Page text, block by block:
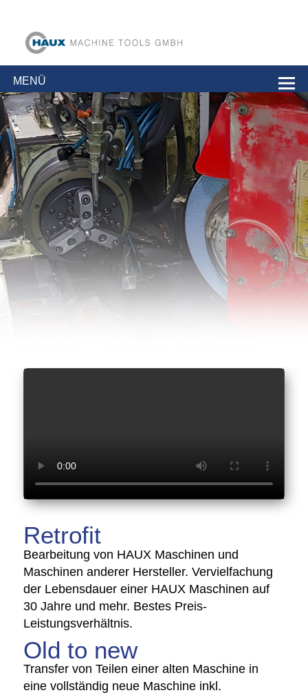
Haux Machine
Tools GmbH
High speed tool grinding machines
MENÜ
RETROFIT
Retrofit
Bearbeitung von HAUX Maschinen und
Maschinen anderer Hersteller. Vervielfachung
der Lebensdauer einer HAUX Maschinen auf
30 Jahre und mehr. Bestes Preis-
Leistungsverhältnis.
Old to new
Transfer von Teilen einer alten Maschine in
eine voll­ständig neue Maschine inkl.